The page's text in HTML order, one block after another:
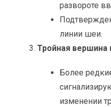
развороте
линии шеи.
Тройная вершина
Более
изменении